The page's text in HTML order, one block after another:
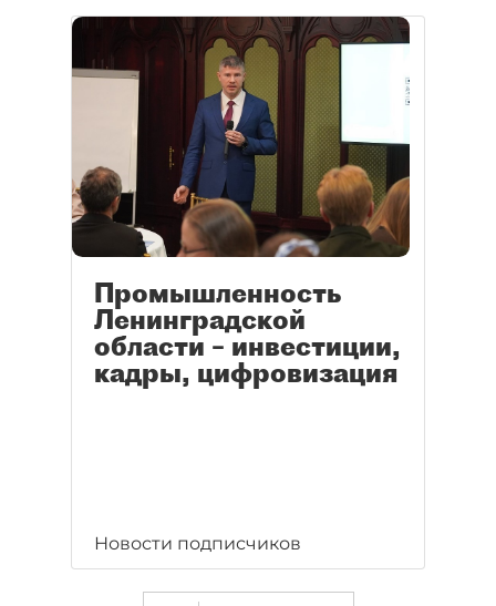
Промышленность
Ленинградской
области – инвестиции,
кадры, цифровизация
Новости подписчиков